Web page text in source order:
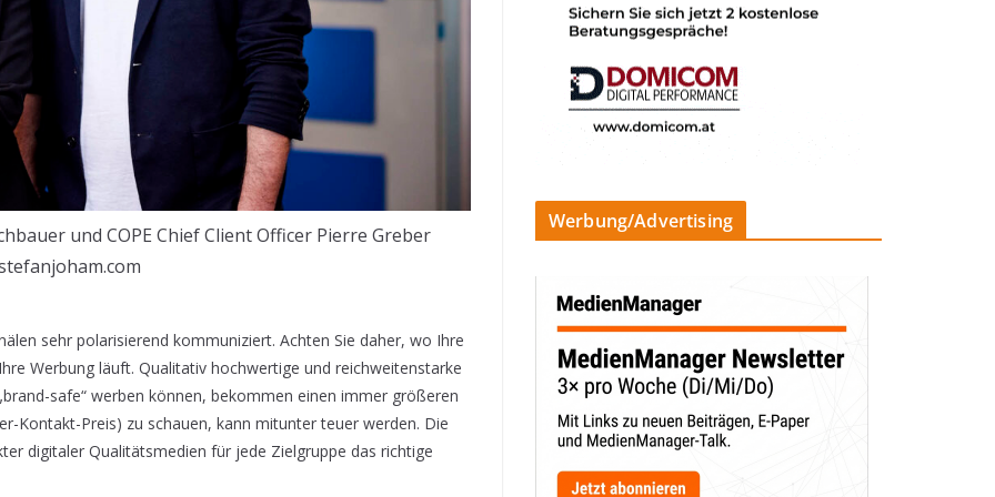
und COPE Chief Client Officer Pierre Greber
sehr polarisierend kommuniziert. Achten Sie daher, wo Ihre
Werbung läuft. Qualitativ hochwertige und reichweitenstarke
safe“ werben können, bekommen einen immer größeren
Kontakt-Preis) zu schauen, kann mitunter teuer werden. Die
digitaler Qualitätsmedien für jede Zielgruppe das richtige
Werbung/Advertising